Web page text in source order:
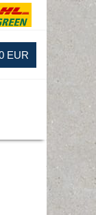
EUR